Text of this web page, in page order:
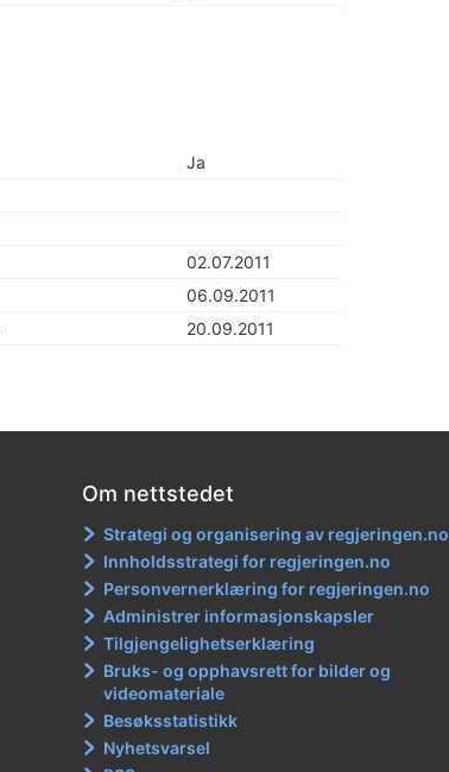
Ja
02.07.2011
06.09.2011
20.09.2011
Om nettstedet
Strategi og organisering av regjeringen.no
Innholdsstrategi for regjeringen.no
Personvernerklæring for regjeringen.no
Administrer informasjonskapsler
Tilgjengelighetserklæring
Bruks- og opphavsrett for bilder og
videomateriale
Besøksstatistikk
Nyhetsvarsel